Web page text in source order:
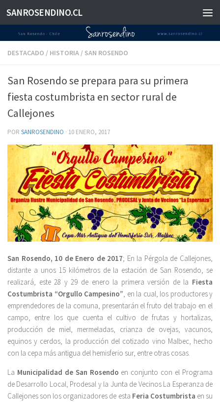
Saltar al contenido
SANROSENDINO.CL
DESTACADO / HISTORIA / SAN ROSENDO
San Rosendo se prepara para su primera
fiesta costumbrista en sector rural de
Callejones
POR SANROSENDINO · 10 ENERO, 2017
San Rosendo, 10 de Enero de 2017; En la Pérgola de Callejones,
distante a unos 15 kilómetros de la estación de San Rosendo, se
realizará, este 28 y 29 de enero la primera versión de la Fiesta
Costumbrista “Orgullo Campesino” , en la cual, los productores y
emprendedores de la comuna, presentarán el fruto del trabajo en el
campo, entre los que cuenta el cultivo de frutas y hortalizas,
producción de miel, mermeladas, crianza de ovejas, vacunos,
equinos y cerdos, la producción del cotizado vino Malbec, hecho
con la cepa más antigua del hemisferio sur, entre otras cosas.
La Municipalidad de San Rosendo en conjunto con el Programa
de Desarrollo Local, Prodesal y la Junta de Vecinos La Esperanza de
Callejones son los organizadores de esta Feria Costumbrista en su